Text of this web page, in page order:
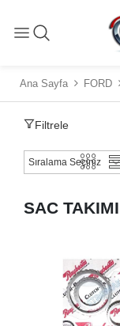
Ana Sayfa FORD
Filtrele
SAC TAKIMI